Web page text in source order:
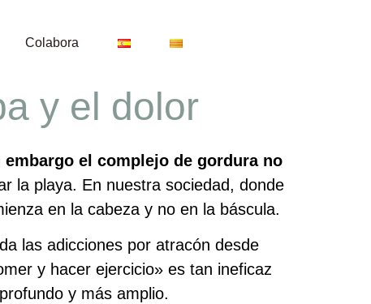
Colabora
y el dolor
embargo el complejo de gordura no
la playa. En nuestra sociedad, donde
en la cabeza y no en la báscula.
las adicciones por atracón desde
y hacer ejercicio» es tan ineficaz
y más amplio.